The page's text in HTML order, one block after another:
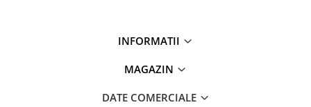
INFORMATII
MAGAZIN
DATE COMERCIALE